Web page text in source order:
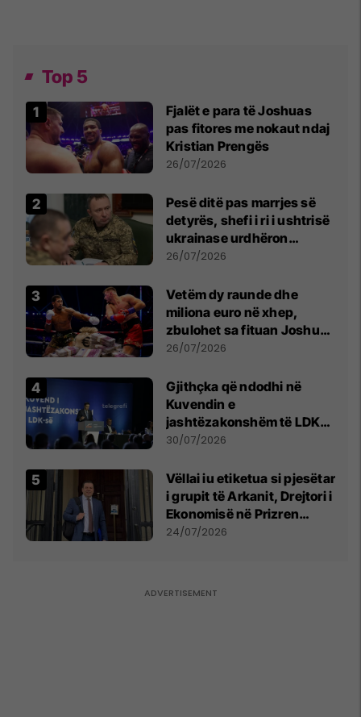
Top 5
Fjalët e para të Joshuas
pas fitores me nokaut ndaj
Kristian Prengës
26/07/2026
Pesë ditë pas marrjes së
detyrës, shefi i ri i ushtrisë
ukrainase urdhëron
kontroll të madh
26/07/2026
Vetëm dy raunde dhe
miliona euro në xhep,
zbulohet sa fituan Joshua
e Prenga
26/07/2026
Gjithçka që ndodhi në
Kuvendin e
jashtëzakonshëm të LDK-
së
30/07/2026
Vëllai iu etiketua si pjesëtar
i grupit të Arkanit, Drejtori i
Ekonomisë në Prizren
mohon pretendimet
24/07/2026